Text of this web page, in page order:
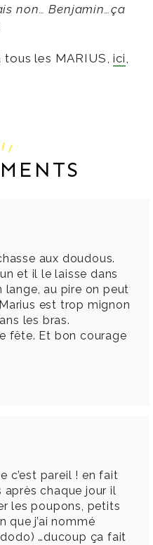
non… Benjamin…ça
tous les MARIUS,ici,
aux doudous.
et il le laisse dans
lange, au pire on peut
est trop mignon
les bras.
fête. Et bon courage
c’est pareil ! en fait
chaque jour il
les poupons, petits
que j’ai nommé
…ducoup ça fait